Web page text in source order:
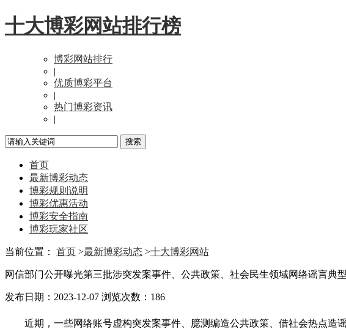
十大博彩网站排行榜
博彩网站排行
|
优质博彩平台
|
热门博彩资讯
|
首页
最新博彩动态
博彩规则说明
博彩优惠活动
博彩安全指南
博彩玩家社区
当前位置： 首页 >最新博彩动态 >十大博彩网站
网信部门公开曝光第三批涉突发案事件、公共政策、社会民生领域网络谣言典
发布日期：2023-12-07 浏览次数： 186
近期，一些网络账号虚构突发案事件、臆测编造公共政策、借社会热点